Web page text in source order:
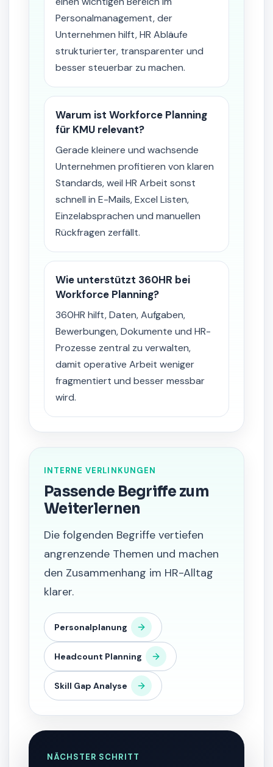
Personalmanagement, der
Unternehmen hilft, HR Abläufe
strukturierter, transparenter und
besser steuerbar zu machen.
Warum ist Workforce Planning
für KMU relevant?
Gerade kleinere und wachsende
Unternehmen profitieren von klaren
Standards, weil HR Arbeit sonst
schnell in E-Mails, Excel Listen,
Einzelabsprachen und manuellen
Rückfragen zerfällt.
Wie unterstützt 360HR bei
Workforce Planning?
360HR hilft, Daten, Aufgaben,
Bewerbungen, Dokumente und HR-
Prozesse zentral zu verwalten,
damit operative Arbeit weniger
fragmentiert und besser messbar
wird.
INTERNE VERLINKUNGEN
Passende Begriffe zum
Weiterlernen
Die folgenden Begriffe vertiefen
angrenzende Themen und machen
den Zusammenhang im HR-Alltag
klarer.
Personalplanung
Headcount Planning
Skill Gap Analyse
NÄCHSTER SCHRITT